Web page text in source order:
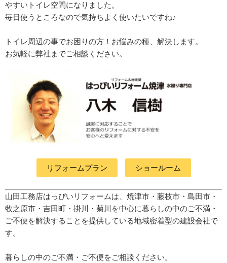
やすいトイレ空間になりました。
毎日使うところなので気持ちよく使いたいですね♪
トイレ周辺の事でお困りの方！お悩みの種、解決します。
お気軽に弊社までご相談ください。
リフォームプラン ショールーム
山田工務店はっぴいリフォームは、焼津市・藤枝市・島田市・
牧之原市・吉田町 ・掛川・菊川 を中心に暮らしの中のご不満・
ご不便を解決することを提供している地域密着型の建設会社で
す。
暮らしの中のご不満・ご不便をご相談ください。